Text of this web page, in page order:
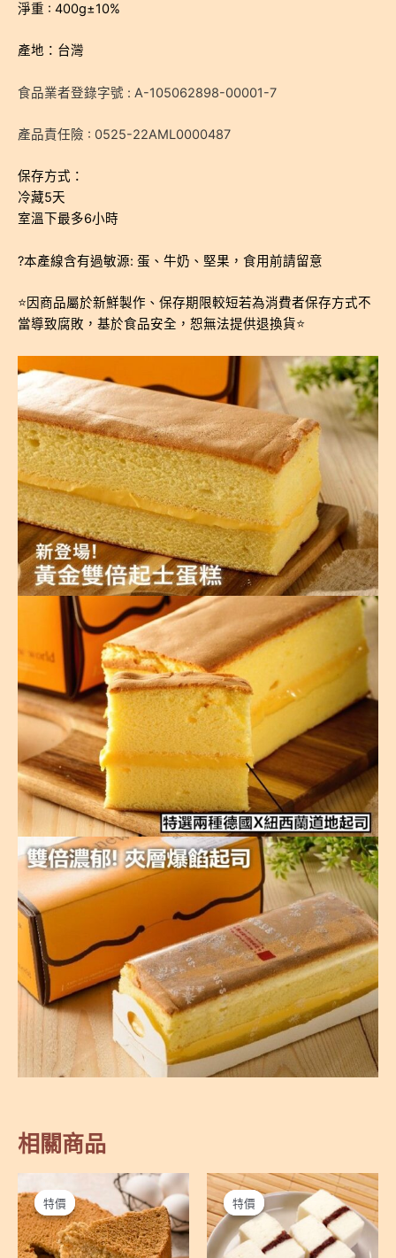
淨重 : 400g±10%
產地：台灣
食品業者登錄字號 : A-105062898-00001-7
產品責任險 : 0525-22AML0000487
保存方式：
冷藏5天
室溫下最多6小時
?本產線含有過敏源: 蛋、牛奶、堅果，食用前請留意
⭐️因商品屬於新鮮製作、保存期限較短若為消費者保存方式不
當導致腐敗，基於食品安全，恕無法提供退換貨⭐️
相關商品
特價
特價 特價
特價